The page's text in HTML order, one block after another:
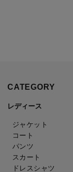
CATEGORY
レディース
ジャケット
コート
パンツ
スカート
ドレスシャツ